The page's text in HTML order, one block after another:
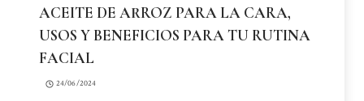
ACEITE DE ARROZ PARA LA CARA,
USOS Y BENEFICIOS PARA TU RUTINA
FACIAL
24/06/2024